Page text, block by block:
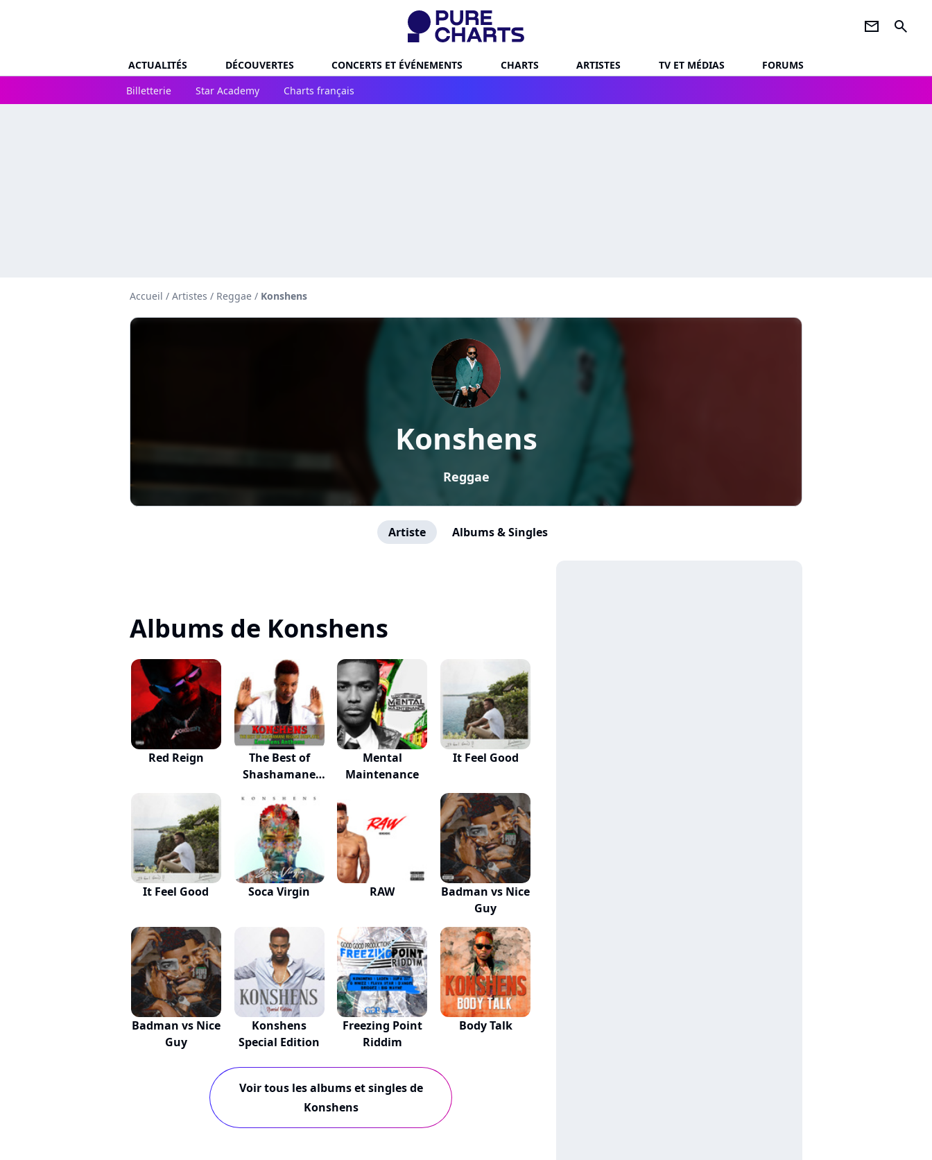
newsletter search
ACTUALITÉS DÉCOUVERTES CONCERTS ET ÉVÉNEMENTS CHARTS ARTISTES TV ET MÉDIAS
FORUMS
Billetterie
Star Academy Charts français
Accueil / Artistes / Reggae / Konshens
Konshens
Reggae
Artiste Albums & Singles
Albums de Konshens
Red Reign
The Best of
Shashamane
Mental
Maintenance
It Feel Good
It Feel Good Soca Virgin RAW
Badman vs Nice
Guy
Badman vs Nice
Guy
Konshens
Special Edition
Freezing Point
Riddim
Body Talk
Voir tous les albums et singles de
Konshens